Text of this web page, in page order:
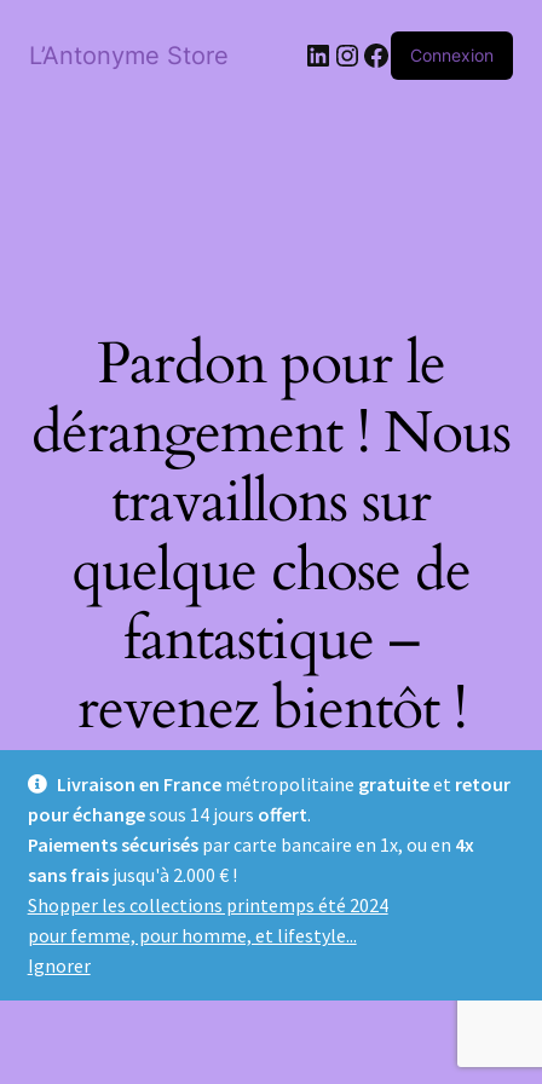
Livraison en France métropolitaine gratuiteet retour
pour échangesous 14 jours offert.
Paiements sécuriséspar carte bancaire en 1x, ou en 4x
sans fraisjusqu'à 2.000 € !
Shopper les collections printemps été 2024
pour femme, pour homme, et lifestyle...
Ignorer
L’Antonyme Store LinkedIn
Instagram
Facebook
Connexion
Pardon pour le
dérangement ! Nous
travaillons sur
quelque chose de
fantastique –
revenez bientôt !